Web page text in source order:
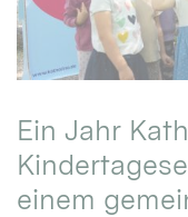
Ein Jahr
einem